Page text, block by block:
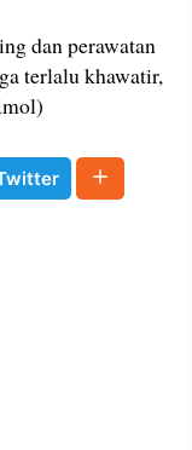
dan perawatan
terlalu khawatir,